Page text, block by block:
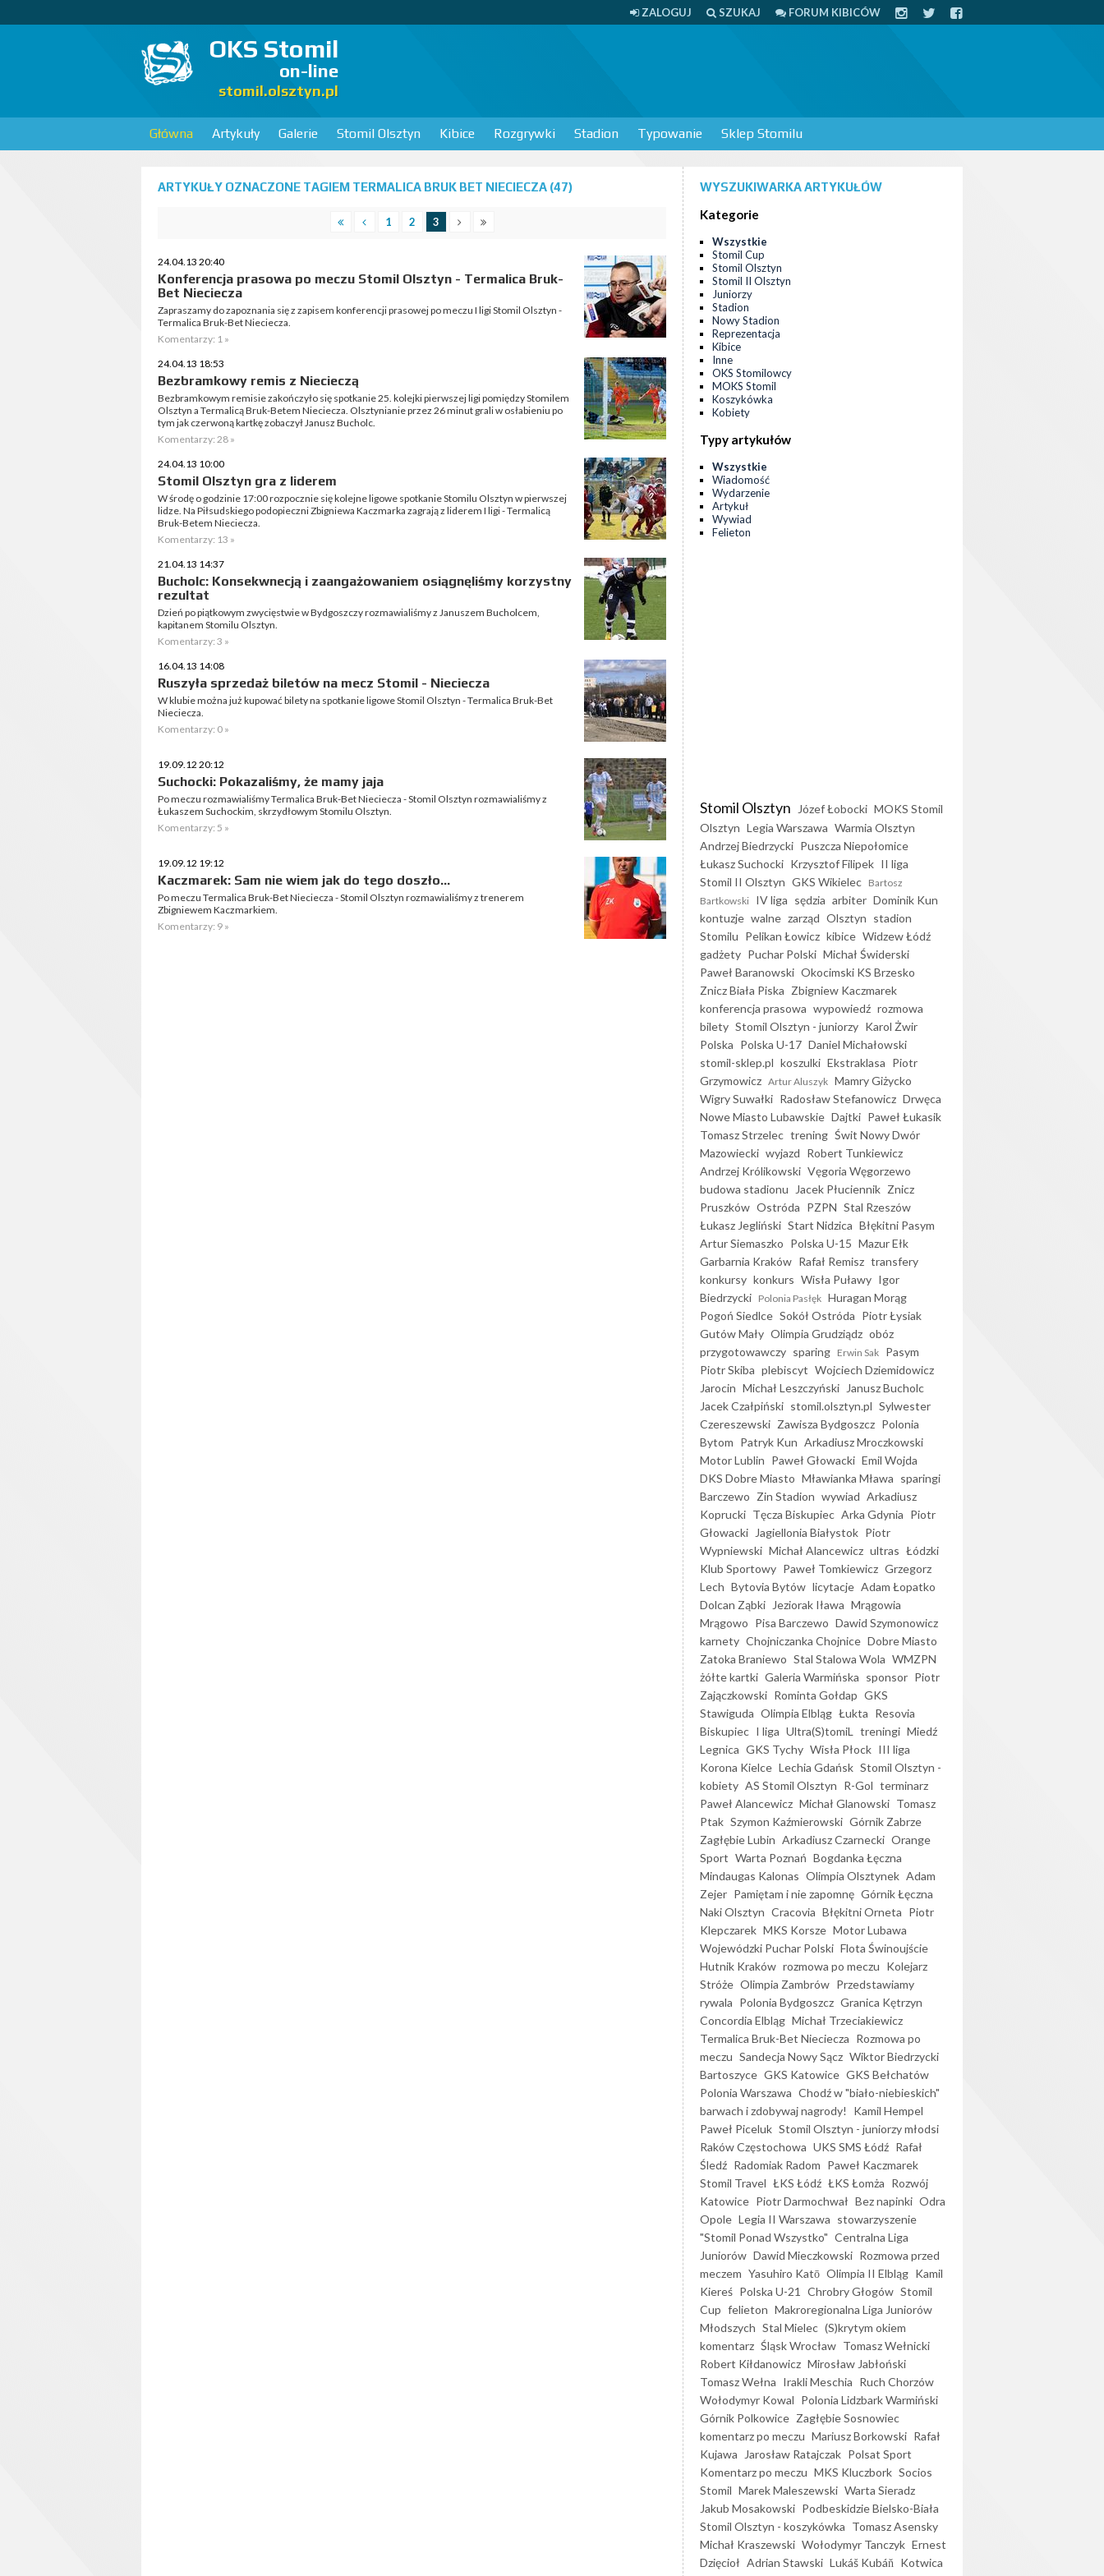
ZALOGUJ SZUKAJ FORUM KIBICÓW
OKS Stomil
on-line
stomil.olsztyn.pl
Główna Artykuły Galerie Stomil Olsztyn Kibice Rozgrywki Stadion Typowanie Sklep Stomilu
ARTYKUŁY OZNACZONE TAGIEM TERMALICA BRUK BET NIECIECZA (47)
1 2 3
24.04.13 20:40
Konferencja prasowa po meczu Stomil Olsztyn - Termalica Bruk-
Bet Nieciecza
Zapraszamy do zapoznania się z zapisem konferencji prasowej po meczu I ligi Stomil Olsztyn -
Termalica Bruk-Bet Nieciecza.
Komentarzy: 1 »
24.04.13 18:53
Bezbramkowy remis z Niecieczą
Bezbramkowym remisie zakończyło się spotkanie 25. kolejki pierwszej ligi pomiędzy Stomilem
Olsztyn a Termalicą Bruk-Betem Nieciecza. Olsztynianie przez 26 minut grali w osłabieniu po
tym jak czerwoną kartkę zobaczył Janusz Bucholc.
Komentarzy: 28 »
24.04.13 10:00
Stomil Olsztyn gra z liderem
W środę o godzinie 17:00 rozpocznie się kolejne ligowe spotkanie Stomilu Olsztyn w pierwszej
lidze. Na Piłsudskiego podopieczni Zbigniewa Kaczmarka zagrają z liderem I ligi - Termalicą
Bruk-Betem Nieciecza.
Komentarzy: 13 »
21.04.13 14:37
Bucholc: Konsekwnecją i zaangażowaniem osiągnęliśmy korzystny
rezultat
Dzień po piątkowym zwycięstwie w Bydgoszczy rozmawialiśmy z Januszem Bucholcem,
kapitanem Stomilu Olsztyn.
Komentarzy: 3 »
16.04.13 14:08
Ruszyła sprzedaż biletów na mecz Stomil - Nieciecza
W klubie można już kupować bilety na spotkanie ligowe Stomil Olsztyn - Termalica Bruk-Bet
Nieciecza.
Komentarzy: 0 »
19.09.12 20:12
Suchocki: Pokazaliśmy, że mamy jaja
Po meczu rozmawialiśmy Termalica Bruk-Bet Nieciecza - Stomil Olsztyn rozmawialiśmy z
Łukaszem Suchockim, skrzydłowym Stomilu Olsztyn.
Komentarzy: 5 »
19.09.12 19:12
Kaczmarek: Sam nie wiem jak do tego doszło...
Po meczu Termalica Bruk-Bet Nieciecza - Stomil Olsztyn rozmawialiśmy z trenerem
Zbigniewem Kaczmarkiem.
Komentarzy: 9 »
WYSZUKIWARKA ARTYKUŁÓW
Kategorie
Wszystkie
Stomil Cup
Stomil Olsztyn
Stomil II Olsztyn
Juniorzy
Stadion
Nowy Stadion
Reprezentacja
Kibice
Inne
OKS Stomilowcy
MOKS Stomil
Koszykówka
Kobiety
Typy artykułów
Wszystkie
Wiadomość
Wydarzenie
Artykuł
Wywiad
Felieton
Stomil Olsztyn Józef Łobocki MOKS Stomil
Olsztyn Legia Warszawa Warmia Olsztyn
Andrzej Biedrzycki Puszcza Niepołomice
Łukasz Suchocki Krzysztof Filipek II liga
Stomil II Olsztyn GKS Wikielec Bartosz
Bartkowski IV liga sędzia arbiter Dominik Kun
kontuzje walne zarząd Olsztyn stadion
Stomilu Pelikan Łowicz kibice Widzew Łódź
gadżety Puchar Polski Michał Świderski
Paweł Baranowski Okocimski KS Brzesko
Znicz Biała Piska Zbigniew Kaczmarek
konferencja prasowa wypowiedź rozmowa
bilety Stomil Olsztyn - juniorzy Karol Żwir
Polska Polska U-17 Daniel Michałowski
stomil-sklep.pl koszulki Ekstraklasa Piotr
Grzymowicz Artur Aluszyk Mamry Giżycko
Wigry Suwałki Radosław Stefanowicz Drwęca
Nowe Miasto Lubawskie Dajtki Paweł Łukasik
Tomasz Strzelec trening Świt Nowy Dwór
Mazowiecki wyjazd Robert Tunkiewicz
Andrzej Królikowski Vęgoria Węgorzewo
budowa stadionu
Jacek Płuciennik Znicz
Pruszków Ostróda PZPN Stal Rzeszów
Łukasz Jegliński Start Nidzica Błękitni Pasym
Artur Siemaszko Polska U-15 Mazur Ełk
Garbarnia Kraków Rafał Remisz transfery
konkursy konkurs Wisła Puławy Igor
Biedrzycki Polonia Pasłęk Huragan Morąg
Pogoń Siedlce Sokół Ostróda Piotr Łysiak
Gutów Mały Olimpia Grudziądz obóz
przygotowawczy sparing Erwin Sak Pasym
Piotr Skiba plebiscyt Wojciech Dziemidowicz
Jarocin Michał Leszczyński
Janusz Bucholc
Jacek Czałpiński stomil.olsztyn.pl Sylwester
Czereszewski Zawisza Bydgoszcz Polonia
Bytom Patryk Kun Arkadiusz Mroczkowski
Motor Lublin Paweł Głowacki Emil Wojda
DKS Dobre Miasto Mławianka Mława sparingi
Barczewo Zin Stadion wywiad Arkadiusz
Koprucki Tęcza Biskupiec Arka Gdynia Piotr
Głowacki
Jagiellonia Białystok Piotr
Wypniewski Michał Alancewicz ultras Łódzki
Klub Sportowy Paweł Tomkiewicz Grzegorz
Lech Bytovia Bytów licytacje Adam Łopatko
Dolcan Ząbki
Jeziorak Iława Mrągowia
Mrągowo Pisa Barczewo Dawid Szymonowicz
karnety Chojniczanka Chojnice Dobre Miasto
Zatoka Braniewo Stal Stalowa Wola WMZPN
żółte kartki Galeria Warmińska sponsor Piotr
Zajączkowski Rominta Gołdap GKS
Stawiguda Olimpia Elbląg Łukta Resovia
Biskupiec I liga Ultra(S)tomiL treningi Miedź
Legnica GKS Tychy Wisła Płock III liga
Korona Kielce Lechia Gdańsk Stomil Olsztyn -
kobiety AS Stomil Olsztyn R-Gol terminarz
Paweł Alancewicz Michał Glanowski Tomasz
Ptak Szymon Kaźmierowski Górnik Zabrze
Zagłębie Lubin Arkadiusz Czarnecki Orange
Sport Warta Poznań Bogdanka Łęczna
Mindaugas Kalonas Olimpia Olsztynek Adam
Zejer Pamiętam i nie zapomnę Górnik Łęczna
Naki Olsztyn Cracovia Błękitni Orneta Piotr
Klepczarek MKS Korsze Motor Lubawa
Wojewódzki Puchar Polski Flota Świnoujście
Hutnik Kraków rozmowa po meczu Kolejarz
Stróże Olimpia Zambrów Przedstawiamy
rywala Polonia Bydgoszcz Granica Kętrzyn
Concordia Elbląg Michał Trzeciakiewicz
Termalica Bruk-Bet Nieciecza Rozmowa po
meczu Sandecja Nowy Sącz Wiktor Biedrzycki
Bartoszyce GKS Katowice GKS Bełchatów
Polonia Warszawa Chodź w "biało-niebieskich"
barwach i zdobywaj nagrody!
Kamil Hempel
Paweł Piceluk Stomil Olsztyn - juniorzy młodsi
Raków Częstochowa UKS SMS Łódź Rafał
Śledź Radomiak Radom Paweł Kaczmarek
Stomil Travel ŁKS Łódź ŁKS Łomża Rozwój
Katowice Piotr Darmochwał Bez napinki Odra
Opole Legia II Warszawa stowarzyszenie
"Stomil Ponad Wszystko" Centralna Liga
Juniorów Dawid Mieczkowski Rozmowa przed
meczem Yasuhiro Katō Olimpia II Elbląg Kamil
Kiereś Polska U-21 Chrobry Głogów Stomil
Cup felieton Makroregionalna Liga Juniorów
Młodszych Stal Mielec (S)krytym okiem
komentarz Śląsk Wrocław Tomasz Wełnicki
Robert Kiłdanowicz Mirosław Jabłoński
Tomasz Wełna Irakli Meschia Ruch Chorzów
Wołodymyr Kowal Polonia Lidzbark Warmiński
Górnik Polkowice Zagłębie Sosnowiec
komentarz po meczu Mariusz Borkowski Rafał
Kujawa
Jarosław Ratajczak Polsat Sport
Komentarz po meczu MKS Kluczbork Socios
Stomil Marek Maleszewski Warta Sieradz
Jakub Mosakowski Podbeskidzie Bielsko-Biała
Stomil Olsztyn - koszykówka Tomasz Asensky
Michał Kraszewski Wołodymyr Tanczyk Ernest
Dzięcioł Adrian Stawski Lukáš Kubáň Kotwica